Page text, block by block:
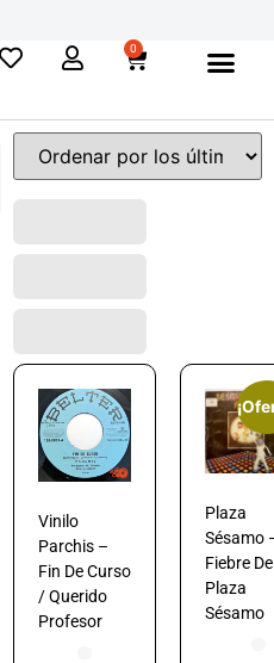
0
Vinilo
Parchis –
Fin De Curso
/ Querido
Profesor
Plaza
Sésamo
Fiebre De
Plaza
Sésamo